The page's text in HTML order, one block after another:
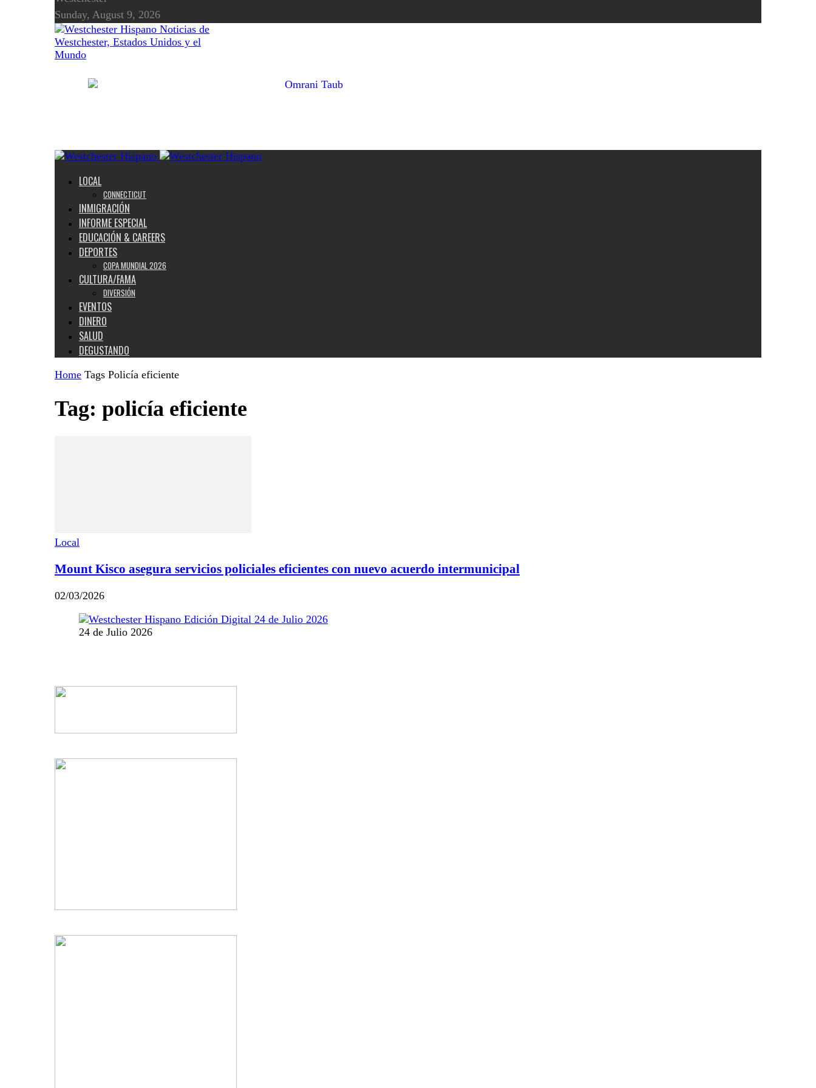
Sunday, August 9, 2026
Noticias de
Westchester, Estados Unidos y el
Mundo
LOCAL
CONNECTICUT
INMIGRACIÓN
INFORME ESPECIAL
EDUCACIÓN & CAREERS
DEPORTES
COPA MUNDIAL 2026
CULTURA/FAMA
DIVERSIÓN
EVENTOS
DINERO
SALUD
DEGUSTANDO
Home Tags Policía eficiente
Tag: policía eficiente
Local
Mount Kisco asegura servicios policiales eficientes con nuevo acuerdo intermunicipal
02/03/2026
24 de Julio 2026